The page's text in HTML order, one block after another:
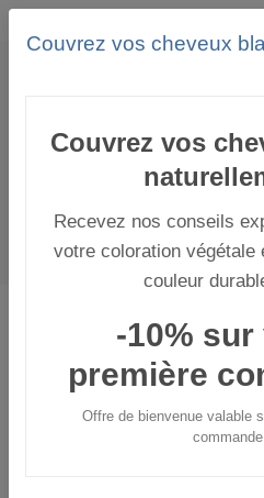
Couvrez vos cheveux
Couvrez vos
Recevez nos conseils
votre coloration végétale
couleur
-10%
première
Offre de bienvenue valable